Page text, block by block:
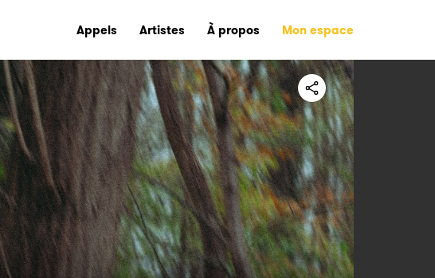
Appels Artistes À propos Mon espace